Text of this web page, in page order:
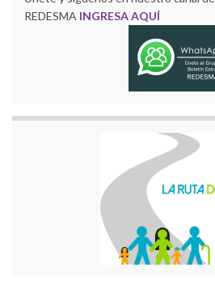
REDESMA INGRESA AQUÍ